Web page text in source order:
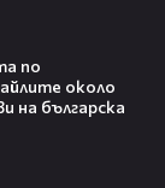
по
около
на българска